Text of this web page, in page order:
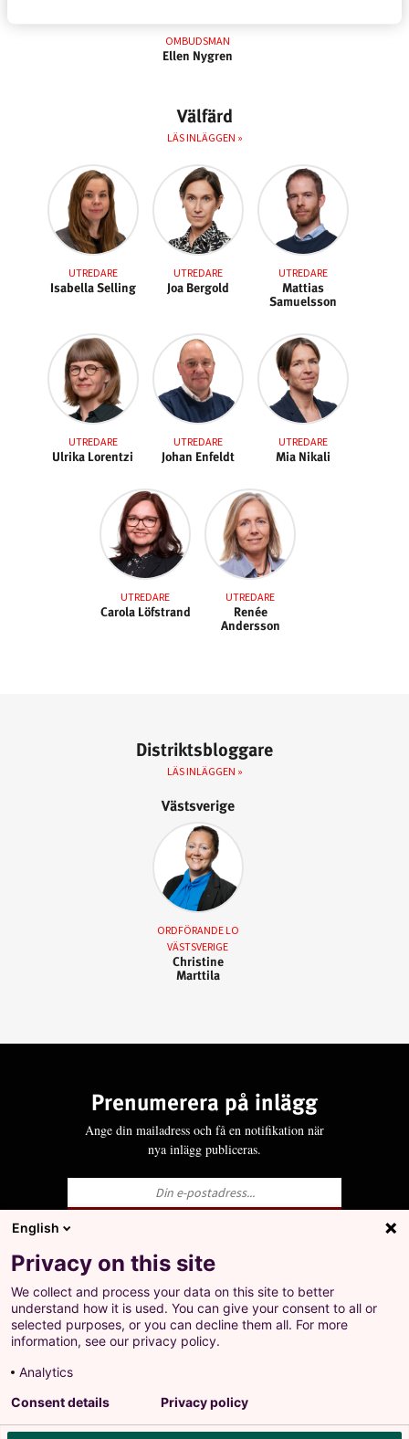
OMBUDSMAN
Ellen Nygren
Välfärd
LÄS INLÄGGEN »
UTREDARE
Isabella Selling
UTREDARE
Joa Bergold
UTREDARE
Mattias
Samuelsson
UTREDARE
Ulrika Lorentzi
UTREDARE
Johan Enfeldt
UTREDARE
Mia Nikali
UTREDARE
Carola Löfstrand
UTREDARE
Renée
Andersson
Distriktsbloggare
LÄS INLÄGGEN »
Västsverige
ORDFÖRANDE LO
VÄSTSVERIGE
Christine
Marttila
Prenumerera på inlägg
Ange din mailadress och få en notifikation när
nya inlägg publiceras.
Ja, jag godkänner att LO behandlar mina
personuppgifter i enlighet med Integritets- och
personuppgiftspolicyn för LO.se.
Landsorganisationen i Sverige
Barnhusgatan 18 • 105 53 Stockholm
+
Prenumerera på inlägg
Ange din mailadress och få en notifikation när nya
English
Privacy on this site
We collect and process your data on this site to better
understand how it is used. You can give your consent to all or
selected purposes, or you can decline them all. For more
information, see our privacy policy.
Analytics
Consent details Privacy policy